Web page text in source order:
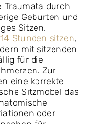
Traumata durch
Geburten und
Sitzen.
Stunden sitzen,
mit sitzenden
für die
Zur
eine korrekte
Sitzmöbel das
oder